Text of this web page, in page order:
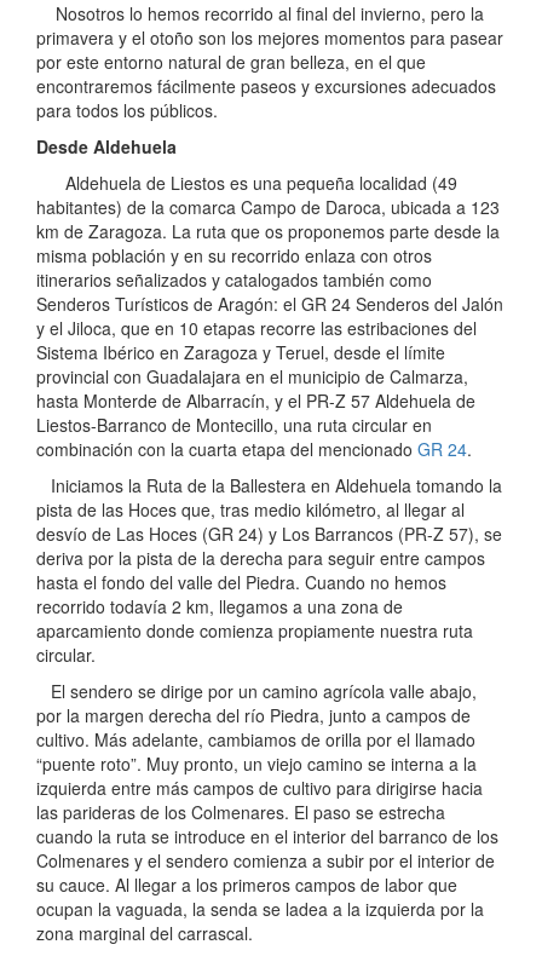
Nosotros lo hemos recorrido al final del invierno, pero la
primavera y el otoño son los mejores momentos para pasear
por este entorno natural de gran belleza, en el que
encontraremos fácilmente paseos y excursiones adecuados
para todos los públicos.
Desde Aldehuela
Aldehuela de Liestos es una pequeña localidad (49
habitantes) de la comarca Campo de Daroca, ubicada a 123
km de Zaragoza. La ruta que os proponemos parte desde la
misma población y en su recorrido enlaza con otros
itinerarios señalizados y catalogados también como
Senderos Turísticos de Aragón: el GR 24 Senderos del Jalón
y el Jiloca, que en 10 etapas recorre las estribaciones del
Sistema Ibérico en Zaragoza y Teruel, desde el límite
provincial con Guadalajara en el municipio de Calmarza,
hasta Monterde de Albarracín, y el PR-Z 57 Aldehuela de
Liestos-Barranco de Montecillo, una ruta circular en
combinación con la cuarta etapa del mencionado GR 24.
Iniciamos la Ruta de la Ballestera en Aldehuela tomando la
pista de las Hoces que, tras medio kilómetro, al llegar al
desvío de Las Hoces (GR 24) y Los Barrancos (PR-Z 57), se
deriva por la pista de la derecha para seguir entre campos
hasta el fondo del valle del Piedra. Cuando no hemos
recorrido todavía 2 km, llegamos a una zona de
aparcamiento donde comienza propiamente nuestra ruta
circular.
El sendero se dirige por un camino agrícola valle abajo,
por la margen derecha del río Piedra, junto a campos de
cultivo. Más adelante, cambiamos de orilla por el llamado
“puente roto”. Muy pronto, un viejo camino se interna a la
izquierda entre más campos de cultivo para dirigirse hacia
las parideras de los Colmenares. El paso se estrecha
cuando la ruta se introduce en el interior del barranco de los
Colmenares y el sendero comienza a subir por el interior de
su cauce. Al llegar a los primeros campos de labor que
ocupan la vaguada, la senda se ladea a la izquierda por la
zona marginal del carrascal.